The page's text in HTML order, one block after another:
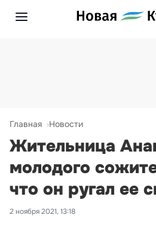
Главная Новости
Жительница
молодого
что он ругал ее
2 ноября 2021, 13:18